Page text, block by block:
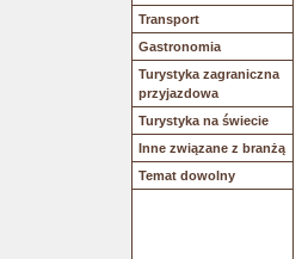
Transport
Gastronomia
Turystyka zagraniczna
przyjazdowa
Turystyka na świecie
Inne związane z branżą
Temat dowolny